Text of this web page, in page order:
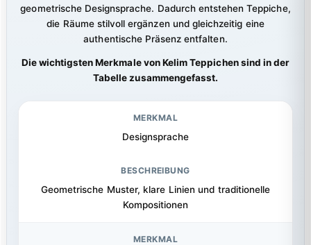
geometrische Designsprache. Dadurch entstehen Teppiche,
die Räume stilvoll ergänzen und gleichzeitig eine
authentische Präsenz entfalten.
Die wichtigsten Merkmale von Kelim Teppichen sind in der
Tabelle zusammengefasst.
Designsprache
Geometrische Muster, klare Linien und traditionelle
Kompositionen